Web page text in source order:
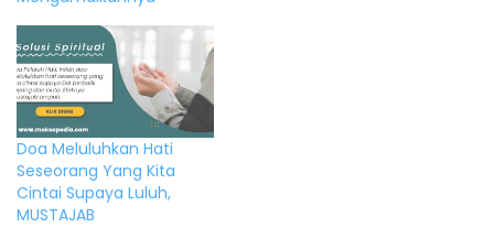
Doa Meluluhkan Hati
Seseorang Yang Kita
Cintai Supaya Luluh,
MUSTAJAB